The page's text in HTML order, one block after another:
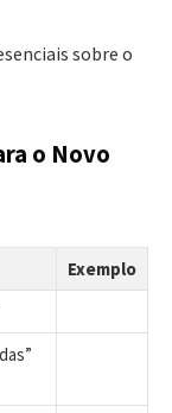
sobre o
o Novo
Exemplo